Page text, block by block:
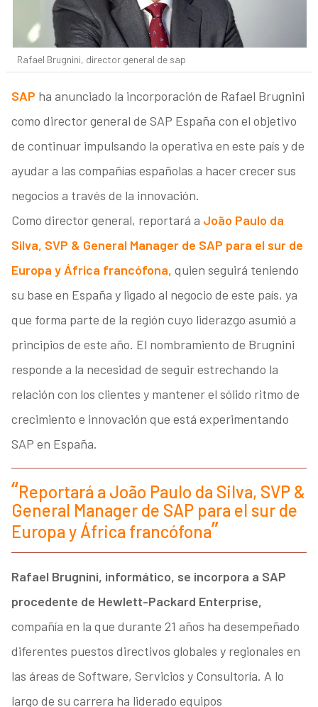
Rafael Brugnini, director general de sap
SAP ha anunciado la incorporación de Rafael Brugnini
como director general de SAP España con el objetivo
de continuar impulsando la operativa en este país y de
ayudar a las compañías españolas a hacer crecer sus
negocios a través de la innovación.
Como director general, reportará a João Paulo da
Silva, SVP & General Manager de SAP para el sur de
Europa y África francófona, quien seguirá teniendo
su base en España y ligado al negocio de este país, ya
que forma parte de la región cuyo liderazgo asumió a
principios de este año. El nombramiento de Brugnini
responde a la necesidad de seguir estrechando la
relación con los clientes y mantener el sólido ritmo de
crecimiento e innovación que está experimentando
SAP en España.
Reportará a João Paulo da Silva, SVP &
General Manager de SAP para el sur de
Europa y África francófona
Rafael Brugnini, informático, se incorpora a SAP
procedente de Hewlett-Packard Enterprise,
compañía en la que durante 21 años ha desempeñado
diferentes puestos directivos globales y regionales en
las áreas de Software, Servicios y Consultoría. A lo
largo de su carrera ha liderado equipos